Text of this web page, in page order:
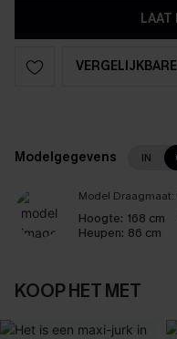
LAAT
Modelgegevens IN
Model Draagmaat:
Hoogte: 168 cm
Heupen: 86 cm
KOOP HET MET